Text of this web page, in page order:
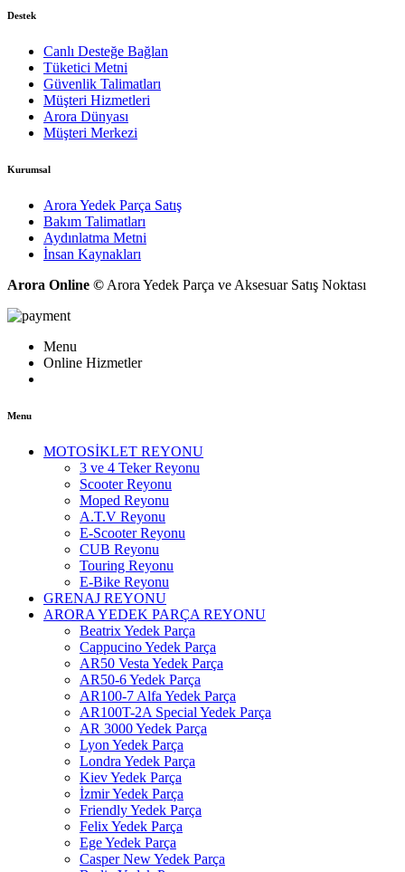
Destek
Canlı Desteğe Bağlan
Tüketici Metni
Güvenlik Talimatları
Müşteri Hizmetleri
Arora Dünyası
Müşteri Merkezi
Kurumsal
Arora Yedek Parça Satış
Bakım Talimatları
Aydınlatma Metni
İnsan Kaynakları
Arora Online © Arora Yedek Parça ve Aksesuar Satış Noktası
Menu
Online Hizmetler
Menu
MOTOSİKLET REYONU
3 ve 4 Teker Reyonu
Scooter Reyonu
Moped Reyonu
A.T.V Reyonu
E-Scooter Reyonu
CUB Reyonu
Touring Reyonu
E-Bike Reyonu
GRENAJ REYONU
ARORA YEDEK PARÇA REYONU
Beatrix Yedek Parça
Cappucino Yedek Parça
AR50 Vesta Yedek Parça
AR50-6 Yedek Parça
AR100-7 Alfa Yedek Parça
AR100T-2A Special Yedek Parça
AR 3000 Yedek Parça
Lyon Yedek Parça
Londra Yedek Parça
Kiev Yedek Parça
İzmir Yedek Parça
Friendly Yedek Parça
Felix Yedek Parça
Ege Yedek Parça
Casper New Yedek Parça